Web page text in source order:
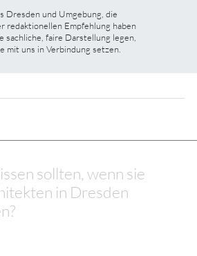
Dresden und Umgebung, die
redaktionellen Empfehlung haben
sachliche, faire Darstellung legen,
mit uns in Verbindung setzen.
sollten, wenn sie
in Dresden